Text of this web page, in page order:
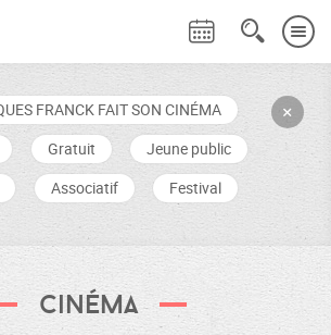
+
FRANCK FAIT SON CINÉMA
Gratuit
Jeune public
Associatif Festival
Cinéma